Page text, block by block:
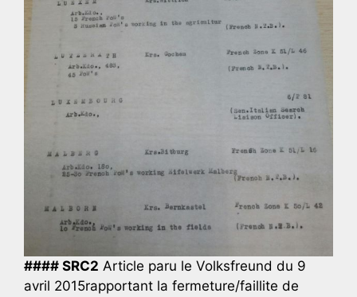
#### SRC2 Article paru le Volksfreund du 9
avril 2015rapportant la fermeture/faillite de